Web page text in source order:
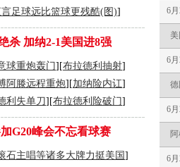
足球远比篮球更残酷(图)]
杀 加纳2-1美国进8强
球重炮轰门][布拉德利抽射]
阿滕远程重炮][加纳险内讧]
利失单刀][布拉德利险破门]
G20峰会不忘看球赛
石主唱等诸多大牌力挺美国 ]
6
美
6
德
6
6